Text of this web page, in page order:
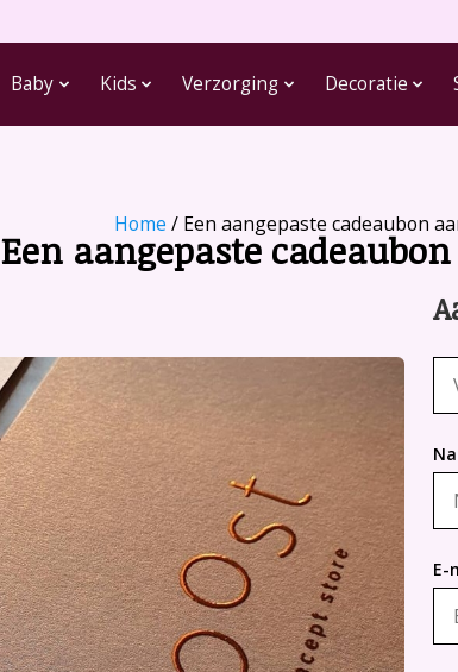
Baby Kids Verzorging Decoratie
Home / Een aangepaste cadeaubon
Een aangepaste
E-